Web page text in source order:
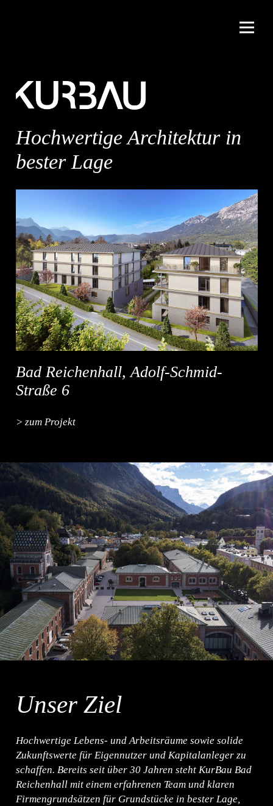
Hochwertige Architektur in
bester Lage
Bad Reichenhall, Adolf-Schmid-
Straße 6
> zum Projekt
Unser Ziel
Hochwertige Lebens- und Arbeitsräume sowie solide
Zukunftswerte für Eigennutzer und Kapitalanleger zu
schaffen. Bereits seit über 30 Jahren steht KurBau Bad
Reichenhall mit einem erfahrenen Team und klaren
Firmengrundsätzen für Grundstücke in bester Lage,